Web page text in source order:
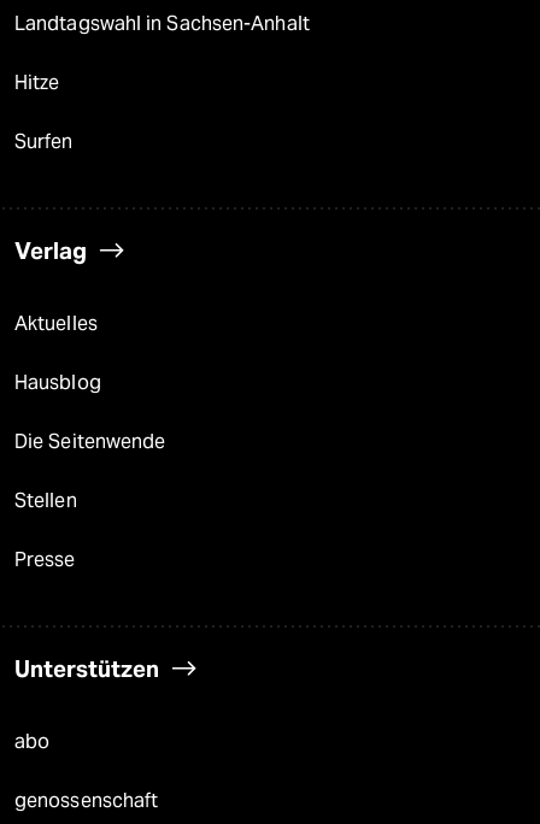
Landtagswahl in Sachsen-Anhalt
Hitze
Surfen
Verlag
Aktuelles
Hausblog
Die Seitenwende
Stellen
Presse
Unterstützen
abo
genossenschaft